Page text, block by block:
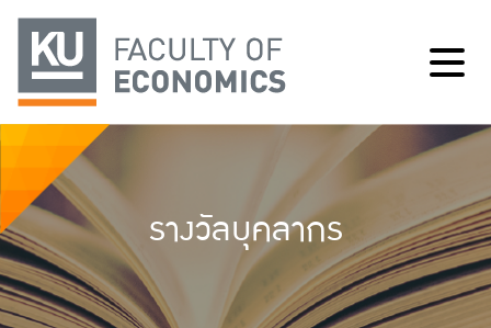
รางวัลบุคลากร